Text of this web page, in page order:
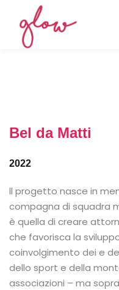
Bel da Matti
2022
ll progetto nasce in
compagna di squadra
è quella di creare
che favorisca la
coinvolgimento dei e
dello sport e della
associazioni – ma